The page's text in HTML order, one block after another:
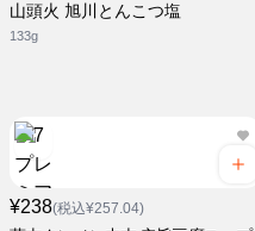
山頭火 旭川とんこつ塩
133g
¥238(税込¥257.04)